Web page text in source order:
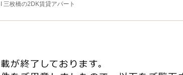
三枚橋の2DK賃貸アパート